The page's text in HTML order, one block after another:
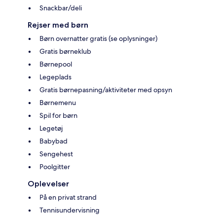
Snackbar/deli
Rejser med børn
Børn overnatter gratis (se oplysninger)
Gratis børneklub
Børnepool
Legeplads
Gratis børnepasning/aktiviteter med opsyn
Børnemenu
Spil for børn
Legetøj
Babybad
Sengehest
Poolgitter
Oplevelser
På en privat strand
Tennisundervisning